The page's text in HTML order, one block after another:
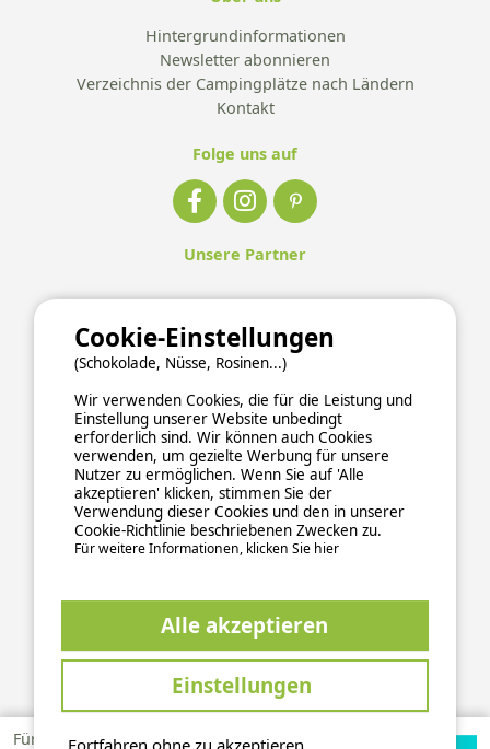
Für 1
Hintergrundinformationen
Newsletter abonnieren
Verzeichnis der Campingplätze nach Ländern
Kontakt
Folge uns auf
Unsere Partner
ALLGEMEINE NUTZUNGSBEDINGUNGEN
DATENSCHUTZERKLÄRUNGCOOKIESIMPRESSUM
Sichere und zuverlässige Zahlungsabwicklung
Fortfahren ohne zu akzeptieren
Cookie-Einstellungen
(Schokolade, Nüsse, Rosinen...)
Wir verwenden Cookies, die für die Leistung und
Einstellung unserer Website unbedingt
erforderlich sind. Wir können auch Cookies
verwenden, um gezielte Werbung für unsere
Nutzer zu ermöglichen. Wenn Sie auf 'Alle
akzeptieren' klicken, stimmen Sie der
Verwendung dieser Cookies und den in unserer
Cookie-Richtlinie beschriebenen Zwecken zu.
Für weitere Informationen, klicken Sie hier
Alle akzeptieren
Einstellungen